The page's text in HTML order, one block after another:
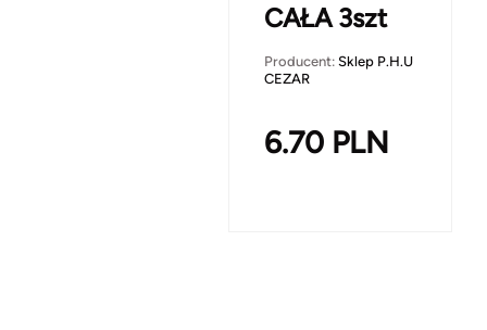
CAŁA 3szt
Producent: Sklep P.H.U
CEZAR
6.70PLN